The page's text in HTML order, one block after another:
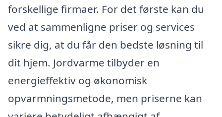
forskellige firmaer. For det første kan du
ved at sammenligne priser og services
sikre dig, at du får den bedste løsning til
dit hjem. Jordvarme tilbyder en
energieffektiv og økonomisk
opvarmningsmetode, men priserne kan